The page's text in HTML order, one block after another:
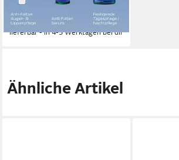
Augenringe, Tränensäcke und
Schwellungen
(1.895,00 €/ 1 l)
-17%
lieferbar - in 4-5 Werktagen bei dir
Ähnliche Artikel